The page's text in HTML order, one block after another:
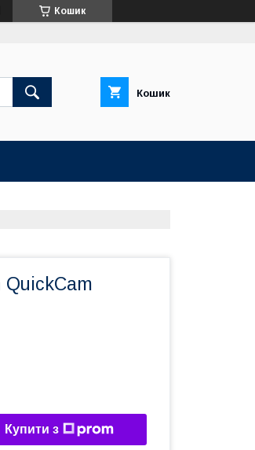
Кошик
Кошик
Купити з